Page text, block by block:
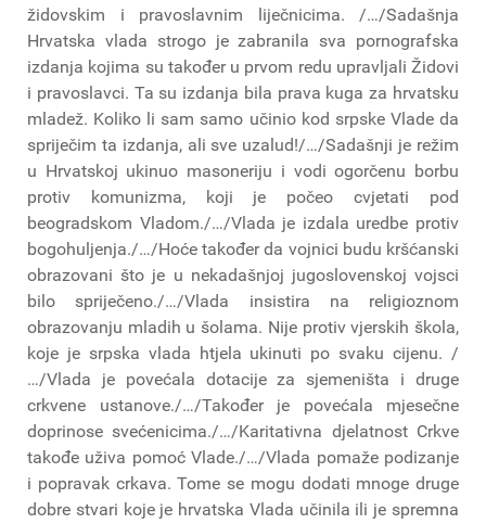
židovskim i pravoslavnim liječnicima. /…/Sadašnja
Hrvatska vlada strogo je zabranila sva pornografska
izdanja kojima su također u prvom redu upravljali Židovi
i pravoslavci. Ta su izdanja bila prava kuga za hrvatsku
mladež. Koliko li sam samo učinio kod srpske Vlade da
spriječim ta izdanja, ali sve uzalud!/…/Sadašnji je režim
u Hrvatskoj ukinuo masoneriju i vodi ogorčenu borbu
protiv komunizma, koji je počeo cvjetati pod
beogradskom Vladom./…/Vlada je izdala uredbe protiv
bogohuljenja./…/Hoće također da vojnici budu kršćanski
obrazovani što je u nekadašnjoj jugoslovenskoj vojsci
bilo spriječeno./…/Vlada insistira na religioznom
obrazovanju mladih u šolama. Nije protiv vjerskih škola,
koje je srpska vlada htjela ukinuti po svaku cijenu. /
…/Vlada je povećala dotacije za sjemeništa i druge
crkvene ustanove./…/Također je povećala mjesečne
doprinose svećenicima./…/Karitativna djelatnost Crkve
takođe uživa pomoć Vlade./…/Vlada pomaže podizanje
i popravak crkava. Tome se mogu dodati mnoge druge
dobre stvari koje je hrvatska Vlada učinila ili je spremna